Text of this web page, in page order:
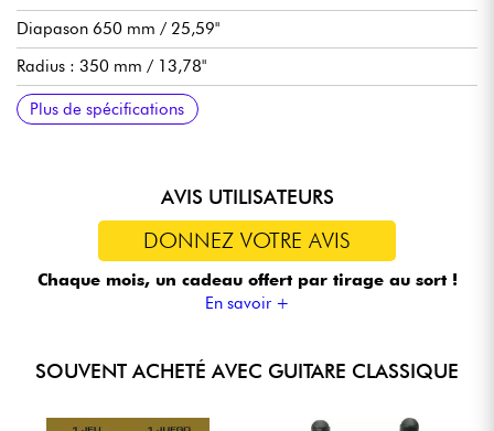
Diapason 650 mm / 25,59"
Radius : 350 mm / 13,78"
Largeur manche 1e frette 46 mm
Chevalet Brown BrankoWood
Mécaniques Lag classique1
Tige de régale du manche double sens
Finition caisse et manche satin
Plus de spécifications
AVIS UTILISATEURS
DONNEZ VOTRE AVIS
Chaque mois, un cadeau offert par tirage au sort !
En savoir +
SOUVENT ACHETÉ AVEC GUITARE CLASSIQUE